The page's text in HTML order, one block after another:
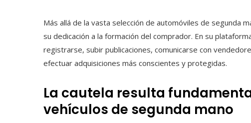
Más allá de la vasta selección de automóviles de segunda
su dedicación a la formación del comprador. En su
registrarse, subir publicaciones, comunicarse con
efectuar adquisiciones más conscientes y protegidas.
La cautela resulta
vehículos de segunda mano